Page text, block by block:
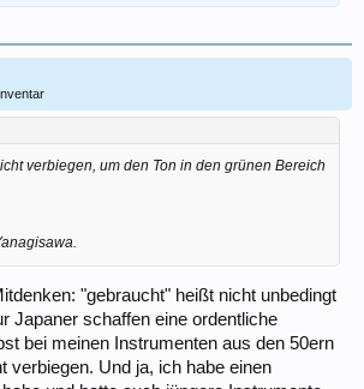
verbiegen, um den Ton in den grünen Bereich
"gebraucht" heißt nicht unbedingt
Japaner schaffen eine ordentliche
bei meinen Instrumenten aus den 50ern
verbiegen. Und ja, ich habe einen